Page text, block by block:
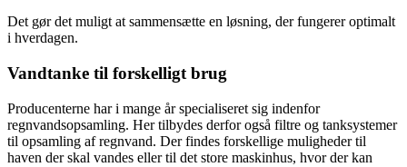
Det gør det muligt at sammensætte en løsning, der fungerer optimalt
i hverdagen.
Vandtanke til forskelligt brug
Producenterne har i mange år specialiseret sig indenfor
regnvandsopsamling. Her tilbydes derfor også filtre og tanksystemer
til opsamling af regnvand. Der findes forskellige muligheder til
haven der skal vandes eller til det store maskinhus, hvor der kan